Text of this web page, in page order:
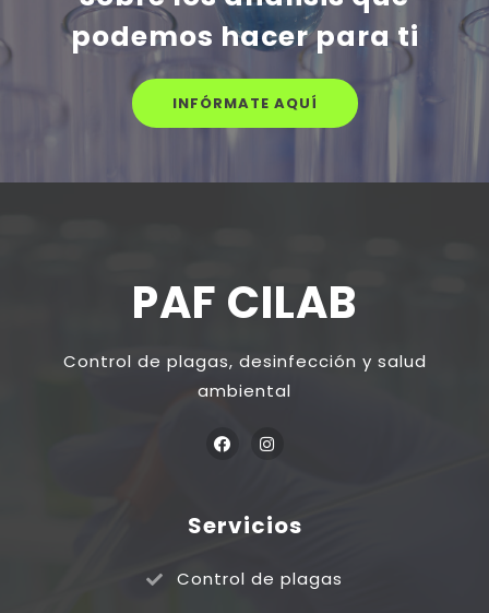
podemos hacer para ti
INFÓRMATE AQUÍ
PAF CILAB
Control de plagas, desinfección y salud
ambiental
Servicios
Control de plagas